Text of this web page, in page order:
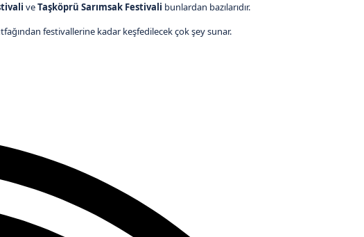
veTaşköprü Sarımsak Festivali bunlardan bazılarıdır.
festivallerine kadar keşfedilecek çok şey sunar.